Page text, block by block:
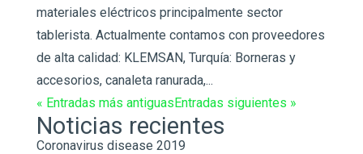
materiales eléctricos principalmente sector
tablerista. Actualmente contamos con proveedores
de alta calidad: KLEMSAN, Turquía: Borneras y
accesorios, canaleta ranurada,...
« Entradas más antiguasEntradas siguientes »
Noticias recientes
Coronavirus disease 2019